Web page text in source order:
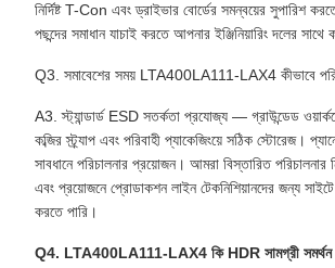
নির্দিষ্ট T-Con এবং ড্রাইভার বোর্ডের সমন্বয়ের সুপারিশ
পছন্দের সমাধান যাচাই করতে আপনার ইঞ্জিনিয়ারিং দলের
Q3. সমাবেশের সময় LTA400LA111-LAX4 কীভাবে
A3. স্ট্যান্ডার্ড ESD সতর্কতা প্রযোজ্য — গ্রাউন্ডেড
কব্জির স্ট্র্যাপ এবং পরিবাহী প্যাকেজিংয়ে সঠিক স্টোরেজ।
সাবধানে পরিচালনার প্রয়োজন। আমরা বিস্তারিত পরিচালনার
এবং প্রয়োজনে প্রোডাকশন লাইন টেকনিশিয়ানদের জন্য সাইটে
করতে পারি।
Q4. LTA400LA111-LAX4 কি HDR সামগ্রী সমর্থন